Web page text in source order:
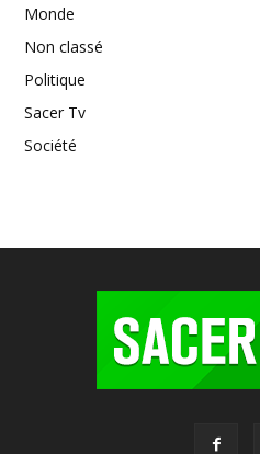
Monde
Non classé
Politique
Sacer Tv
Société